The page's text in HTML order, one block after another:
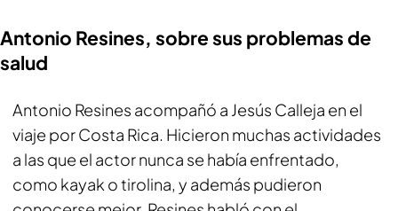
Antonio Resines, sobre sus problemas de
salud
Antonio Resines acompañó a Jesús Calleja en el
viaje por Costa Rica. Hicieron muchas actividades
a las que el actor nunca se había enfrentado,
como kayak o tirolina, y además pudieron